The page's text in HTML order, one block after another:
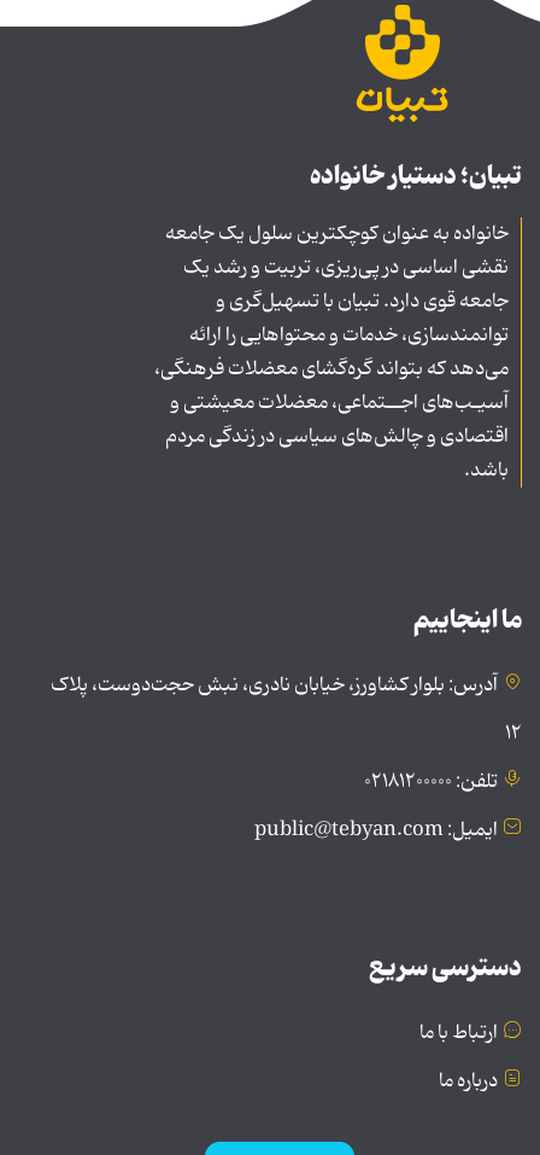
تبیان؛ دستیار خانواده
خانواده به عنوان کوچکترین سلول یک جامعه
نقشی اساسی در پی‌ریزی، تربیت و رشد یک
جامعه قوی دارد. تبیان با تسهیل‌گری و
توانمندسازی، خدمات و محتواهایی را ارائه
می‌دهد که بتواند گره‌گشای معضلات فرهنگی،
آسیـب‌های اجــتماعی، معضلات معیشتی و
اقتصادی و چالش‌های سیاسی در زندگی مردم
باشد.
ما اینجاییم
آدرس: بلوار کشاورز، خیابان نادری، نبش حجت‌دوست، پلاک
۱۲
تلفن: ۰۲۱۸۱۲۰۰۰۰۰
ایمیل: public@tebyan.com
دسترسی سریع
ارتباط با ما
درباره ما